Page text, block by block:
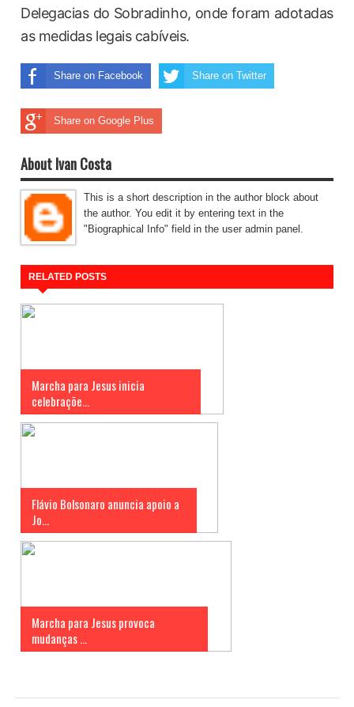
Delegacias do Sobradinho, onde foram adotadas
as medidas legais cabíveis.
Share on Facebook Share on Twitter
Share on Google Plus
About Ivan Costa
This is a short description in the author block about
the author. You edit it by entering text in the
"Biographical Info" field in the user admin panel.
RELATED POSTS
Marcha para Jesus inicia
celebraçõe...
Flávio Bolsonaro anuncia apoio a
Jo...
Marcha para Jesus provoca
mudanças ...